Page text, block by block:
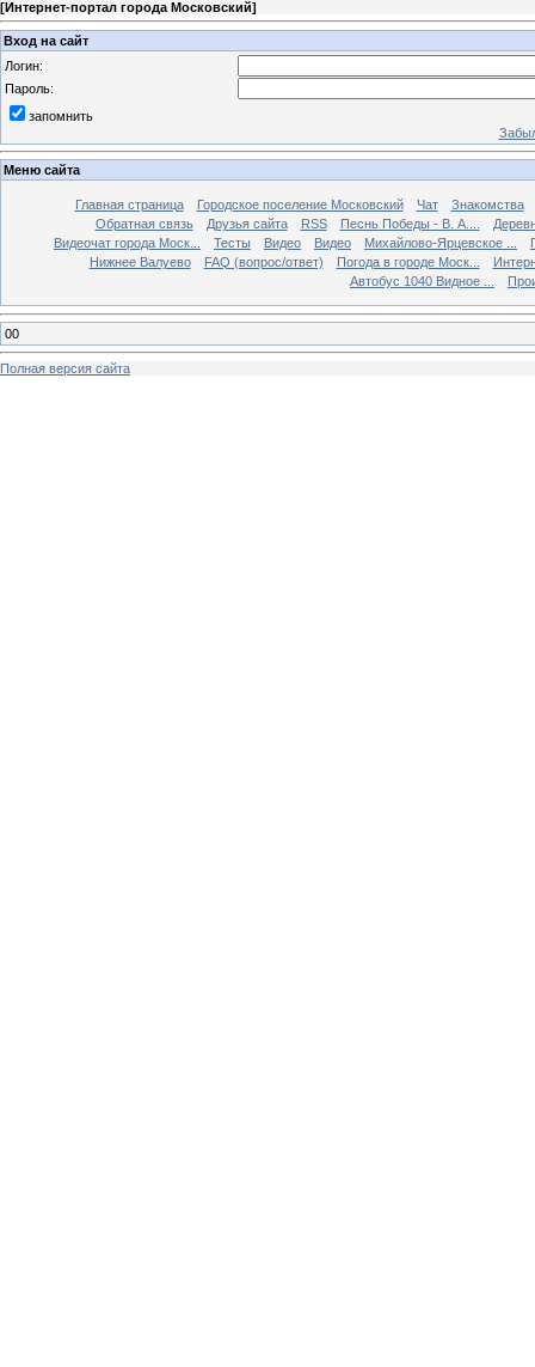
[Интернет-портал города Московский]
Вход на сайт
Логин:
Пароль:
запомнить
Меню сайта
Главная страница Городское поселение Московский Чат
Знакомства
Обратная связь
Друзья сайта RSS Песнь Победы - В. А....
Видеочат города Моск...
Тесты Видео Видео Михайлово-Ярцевское ...
Нижнее Валуево
FAQ (вопрос/ответ) Погода в городе Моск...
Автобус 1040 Видное ...
00
Полная версия сайта